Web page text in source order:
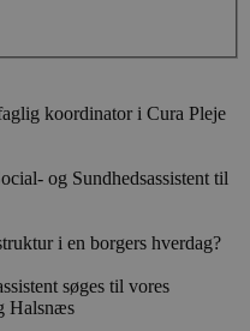
koordinator i Cura Pleje
og Sundhedsassistent til
i en borgers hverdag?
søges til vores
Halsnæs